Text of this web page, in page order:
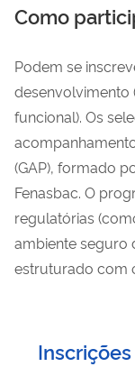
Como
Podem se
desenvolvimento
funcional). Os
(GAP), formado
Fenasbac. O
regulatórias
ambiente seguro
estruturado com